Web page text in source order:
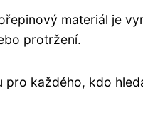
materiál je
protržení.
každého, kdo